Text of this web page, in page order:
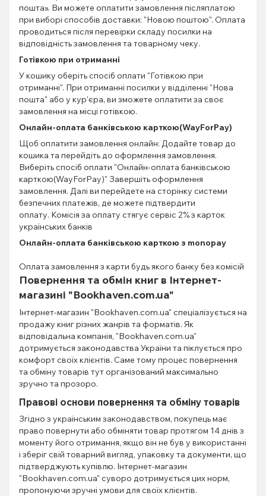
пошта». Ви можете оплатити замовлення післяплатою
при виборі способів доставки: "Новою поштою". Оплата
проводиться після перевірки складу посилки на
відповідність замовлення та товарному чеку.
Готівкою при отриманні
У кошику оберіть спосіб оплати "Готівкою при
отриманні". При отриманні посилки у відділенні "Нова
пошта" або у кур'єра, ви зможете оплатити за своє
замовлення на місці готівкою.
Онлайн-оплата банківською карткою(WayForPay)
Щоб оплатити замовлення онлайн: Додайте товар до
кошика та перейдіть до оформлення замовлення.
Виберіть спосіб оплати "Онлайн-оплата банківською
карткою(WayForPay)" Завершіть оформлення
замовлення. Далі ви перейдете на сторінку системи
безпечних платежів, де можете підтвердити
оплату. Комісія за оплату стягує сервіс 2% з карток
українських банків
Онлайн-оплата банківською карткою з monopay
Оплата замовлення з карти будь якого банку без комісій
Повернення та обмін книг в Інтернет-
магазині "Bookhaven.com.ua"
Інтернет-магазин "Bookhaven.com.ua" спеціалізується на
продажу книг різних жанрів та форматів. Як
відповідальна компанія, "Bookhaven.com.ua"
дотримується законодавства України та піклується про
комфорт своїх клієнтів. Саме тому процес повернення
та обміну товарів тут організований максимально
зручно та прозоро.
Правові основи повернення та обміну товарів
Згідно з українським законодавством, покупець має
право повернути або обміняти товар протягом 14 днів з
моменту його отримання, якщо він не був у використанні
і зберіг свій товарний вигляд, упаковку та документи, що
підтверджують купівлю. Інтернет-магазин
"Bookhaven.com.ua" суворо дотримується цих норм,
пропонуючи зручні умови для своїх клієнтів.